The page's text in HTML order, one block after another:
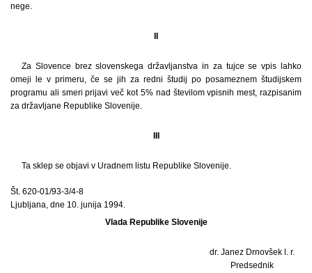
nege.
II
Za Slovence brez slovenskega državljanstva in za tujce se vpis lahko
omeji le v primeru, če se jih za redni študij po posameznem študijskem
programu ali smeri prijavi več kot 5% nad številom vpisnih mest, razpisanim
za državljane Republike Slovenije.
III
Ta sklep se objavi v Uradnem listu Republike Slovenije.
Št. 620-01/93-3/4-8
Ljubljana, dne 10. junija 1994.
Vlada Republike Slovenije
dr. Janez Drnovšek l. r.
Predsednik